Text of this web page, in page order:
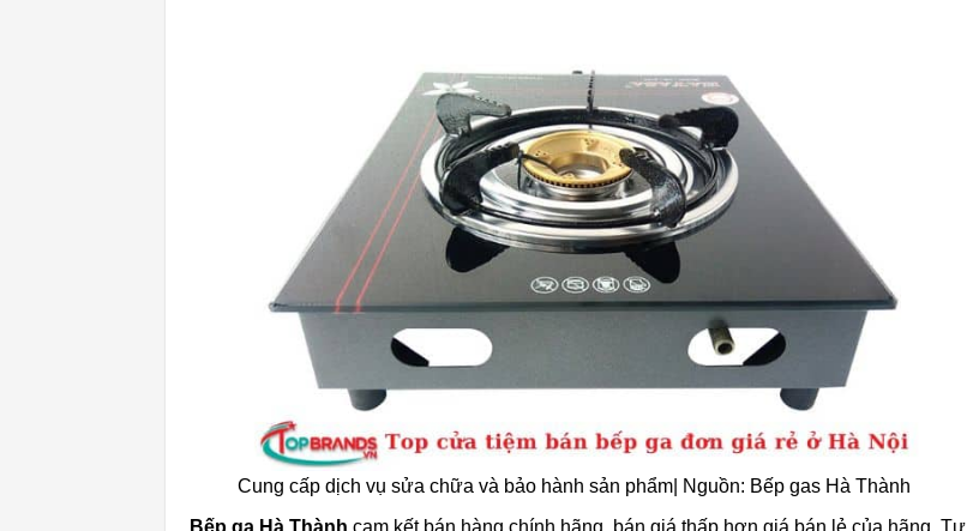
Cung cấp dịch vụ sửa chữa và bảo hành sản phẩm| Nguồn: Bếp gas Hà Thành
Bếp ga Hà Thành cam kết bán hàng chính hãng, bán giá thấp hơn giá bán lẻ của hãng. Tư